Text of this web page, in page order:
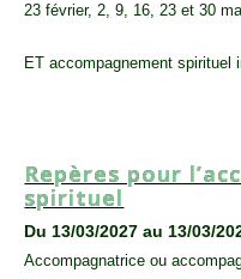
23 février, 2, 9, 16, 23 et 30
ET accompagnement spirituel
Repères pour
spirituel
Du 13/03/2027 au 13/03/
Accompagnatrice ou